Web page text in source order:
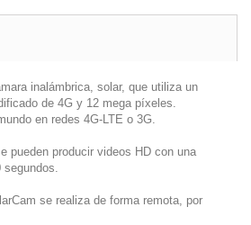
inalámbrica, solar, que utiliza un
de 4G y 12 mega píxeles.
en redes 4G-LTE o 3G.
pueden producir videos HD con una
segundos.
se realiza de forma remota, por